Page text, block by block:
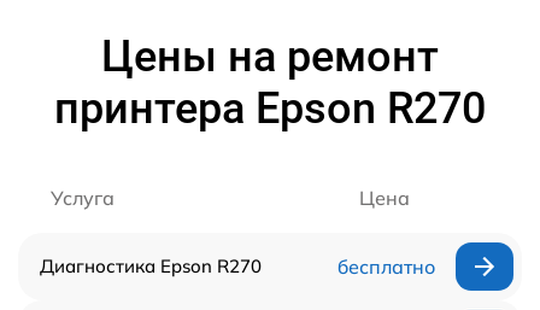
Цены на ремонт
принтера Epson R270
Услуга Цена
Диагностика Epson R270 бесплатно